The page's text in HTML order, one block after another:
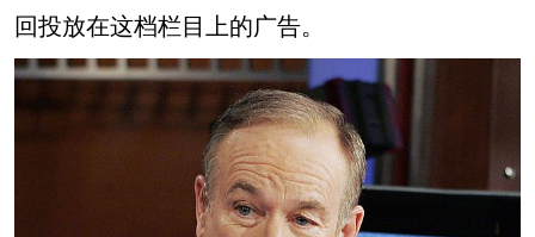
回投放在这档栏目上的广告。